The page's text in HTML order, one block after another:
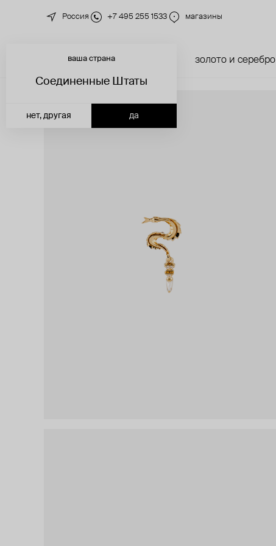
Россия +7 495 255 1533 магазины
новинки золото и серебро
ваша страна
Соединенные Штаты
да
нет, другая